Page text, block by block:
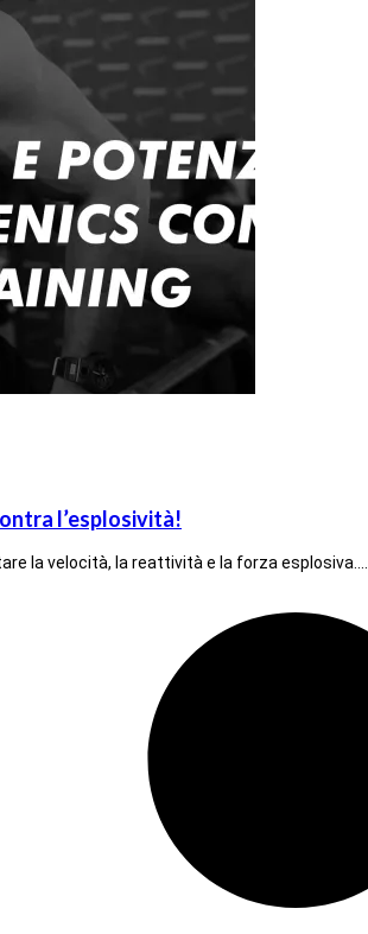
l’esplosività!
la velocità, la reattività e la forza esplosiva.…